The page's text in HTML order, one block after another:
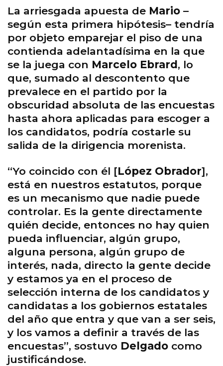
La arriesgada apuesta de Mario –
según esta primera hipótesis– tendría
por objeto emparejar el piso de una
contienda adelantadísima en la que
se la juega con Marcelo Ebrard, lo
que, sumado al descontento que
prevalece en el partido por la
obscuridad absoluta de las encuestas
hasta ahora aplicadas para escoger a
los candidatos, podría costarle su
salida de la dirigencia morenista.
“Yo coincido con él [López Obrador],
está en nuestros estatutos, porque
es un mecanismo que nadie puede
controlar. Es la gente directamente
quién decide, entonces no hay quien
pueda influenciar, algún grupo,
alguna persona, algún grupo de
interés, nada, directo la gente decide
y estamos ya en el proceso de
selección interna de los candidatos y
candidatas a los gobiernos estatales
del año que entra y que van a ser seis,
y los vamos a definir a través de las
encuestas”, sostuvo Delgado como
justificándose.